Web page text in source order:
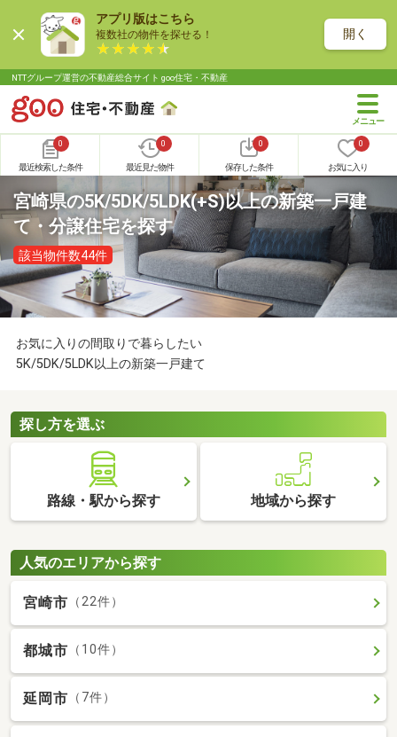
アプリ版はこちら
複数社の物件を探せる！ 開く
NTTグループ運営の不動産総合サイト goo住宅・不動産
0
最近検索した条件
0
最近見た物件
0
保存した条件
0
お気に入り
宮崎県の5K/5DK/5LDK(+S)以上の新築一戸建
て・分譲住宅を探す
該当物件数44件
お気に入りの間取りで暮らしたい
5K/5DK/5LDK以上の新築一戸建て
探し方を選ぶ
路線・駅から探す 地域から探す
人気のエリアから探す
宮崎市 （22件）
都城市 （10件）
延岡市 （7件）